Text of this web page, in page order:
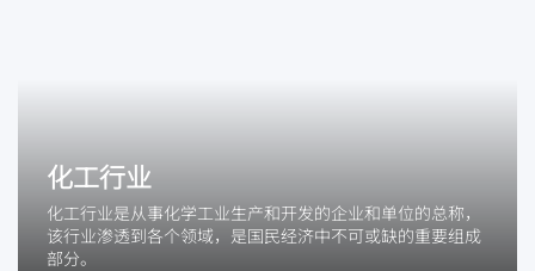
化工行业
化工行业是从事化学工业生产和开发的企业和单位的总称，
该行业渗透到各个领域，是国民经济中不可或缺的重要组成
部分。